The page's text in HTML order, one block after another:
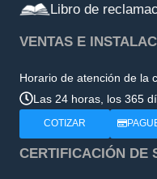
Libro de
VENTAS E
Horario de atención de la
Las 24 horas, los 365
COTIZAR
CERTIFICACIÓN DE